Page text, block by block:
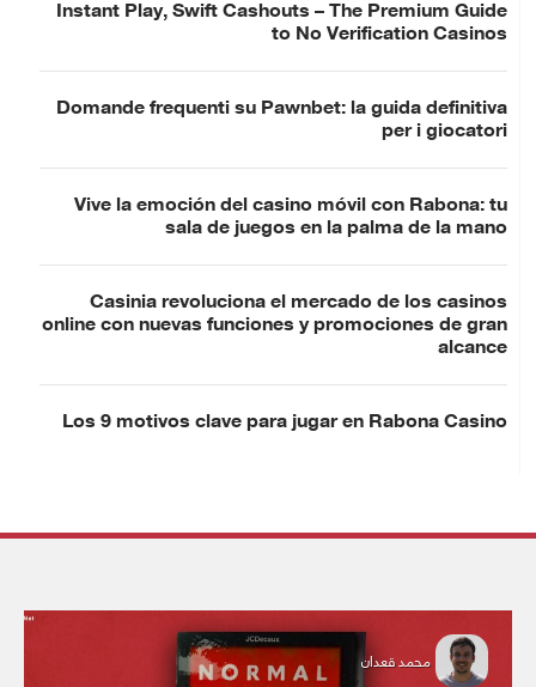
Instant Play, Swift Cashouts – The Premium Guide
to No Verification Casinos
Domande frequenti su Pawnbet: la guida definitiva
per i giocatori
Vive la emoción del casino móvil con Rabona: tu
sala de juegos en la palma de la mano
Casinia revoluciona el mercado de los casinos
online con nuevas funciones y promociones de gran
alcance
Los 9 motivos clave para jugar en Rabona Casino
محمد قعدان